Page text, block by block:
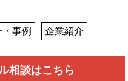
事例 企業紹介
相談はこちら